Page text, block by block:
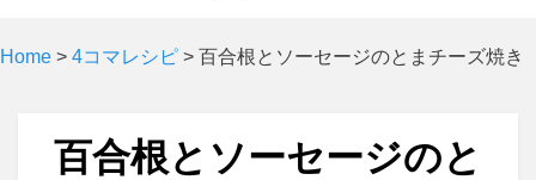
Home > 4コマレシピ > 百合根とソーセージのとまチーズ焼き
百合根とソーセージのと